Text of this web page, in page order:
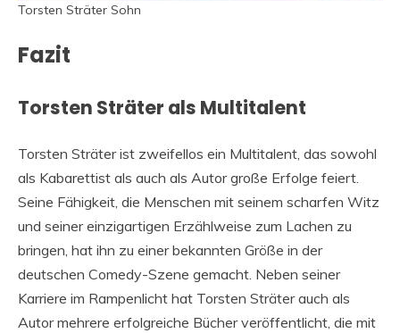
Torsten Sträter Sohn
Fazit
Torsten Sträter als Multitalent
Torsten Sträter ist zweifellos ein Multitalent, das sowohl
als Kabarettist als auch als Autor große Erfolge feiert.
Seine Fähigkeit, die Menschen mit seinem scharfen Witz
und seiner einzigartigen Erzählweise zum Lachen zu
bringen, hat ihn zu einer bekannten Größe in der
deutschen Comedy-Szene gemacht. Neben seiner
Karriere im Rampenlicht hat Torsten Sträter auch als
Autor mehrere erfolgreiche Bücher veröffentlicht, die mit